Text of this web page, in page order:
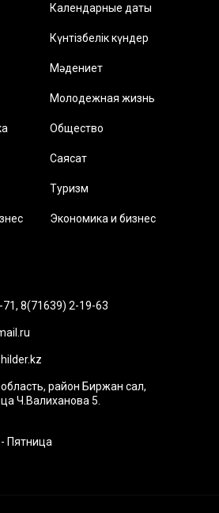
Календарные даты
Күнтізбелік күндер
Мәдениет
Молодежная жизнь
Общество
Саясат
Туризм
Экономика и бизнес
8(71639) 2-19-63
район Биржан сал,
Ч.Валиханова 5.
Пятница